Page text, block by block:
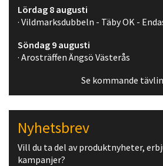
Lördag 8 augusti
· Vildmarksdubbeln - Täby OK -
Söndag 9 augusti
· Arosträffen Ängsö Västerås
Se kommande
Nyhetsbrev
Vill du ta del av produktnyheter,
kampanjer?